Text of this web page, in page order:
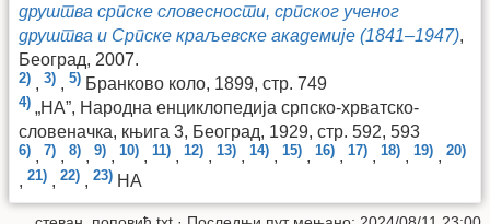
друштва српске словесности, српског ученог
друштва и Српске краљевске академије (1841–1947),
Београд, 2007.
2) , 3) , 5) Бранково коло, 1899, стр. 749
4) „НА”, Народна енциклопедија српско-хрватско-
словеначка, књига 3, Београд, 1929, стр. 592, 593
6) , 7) , 8) , 9) , 10) , 11) , 12) , 13) , 14) , 15) , 16) , 17) , 18) , 19) , 20)
, 21) , 22) , 23) НА